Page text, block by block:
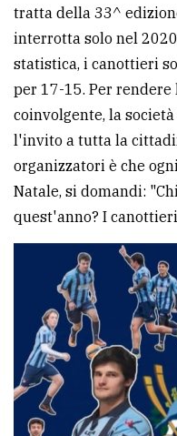
PRIVACY
Privacy
policy
Cookie
tratta della 33^
interrotta solo nel
statistica, i canottieri
per 17-15. Per rendere
coinvolgente, la
l'invito a tutta la
organizzatori è che
Natale, si domandi:
quest'anno? I canottieri